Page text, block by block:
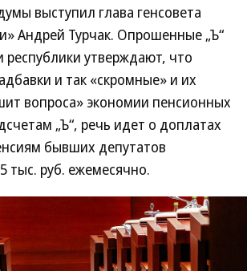
выступил глава генсовета
Андрей Турчак. Опрошенные „Ъ“
республики утверждают, что
и так «скромные» и их
вопроса» экономии пенсионных
„Ъ“, речь идет о доплатах
бывших депутатов
тыс. руб. ежемесячно.